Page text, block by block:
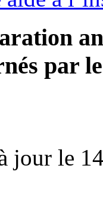
par
jour le